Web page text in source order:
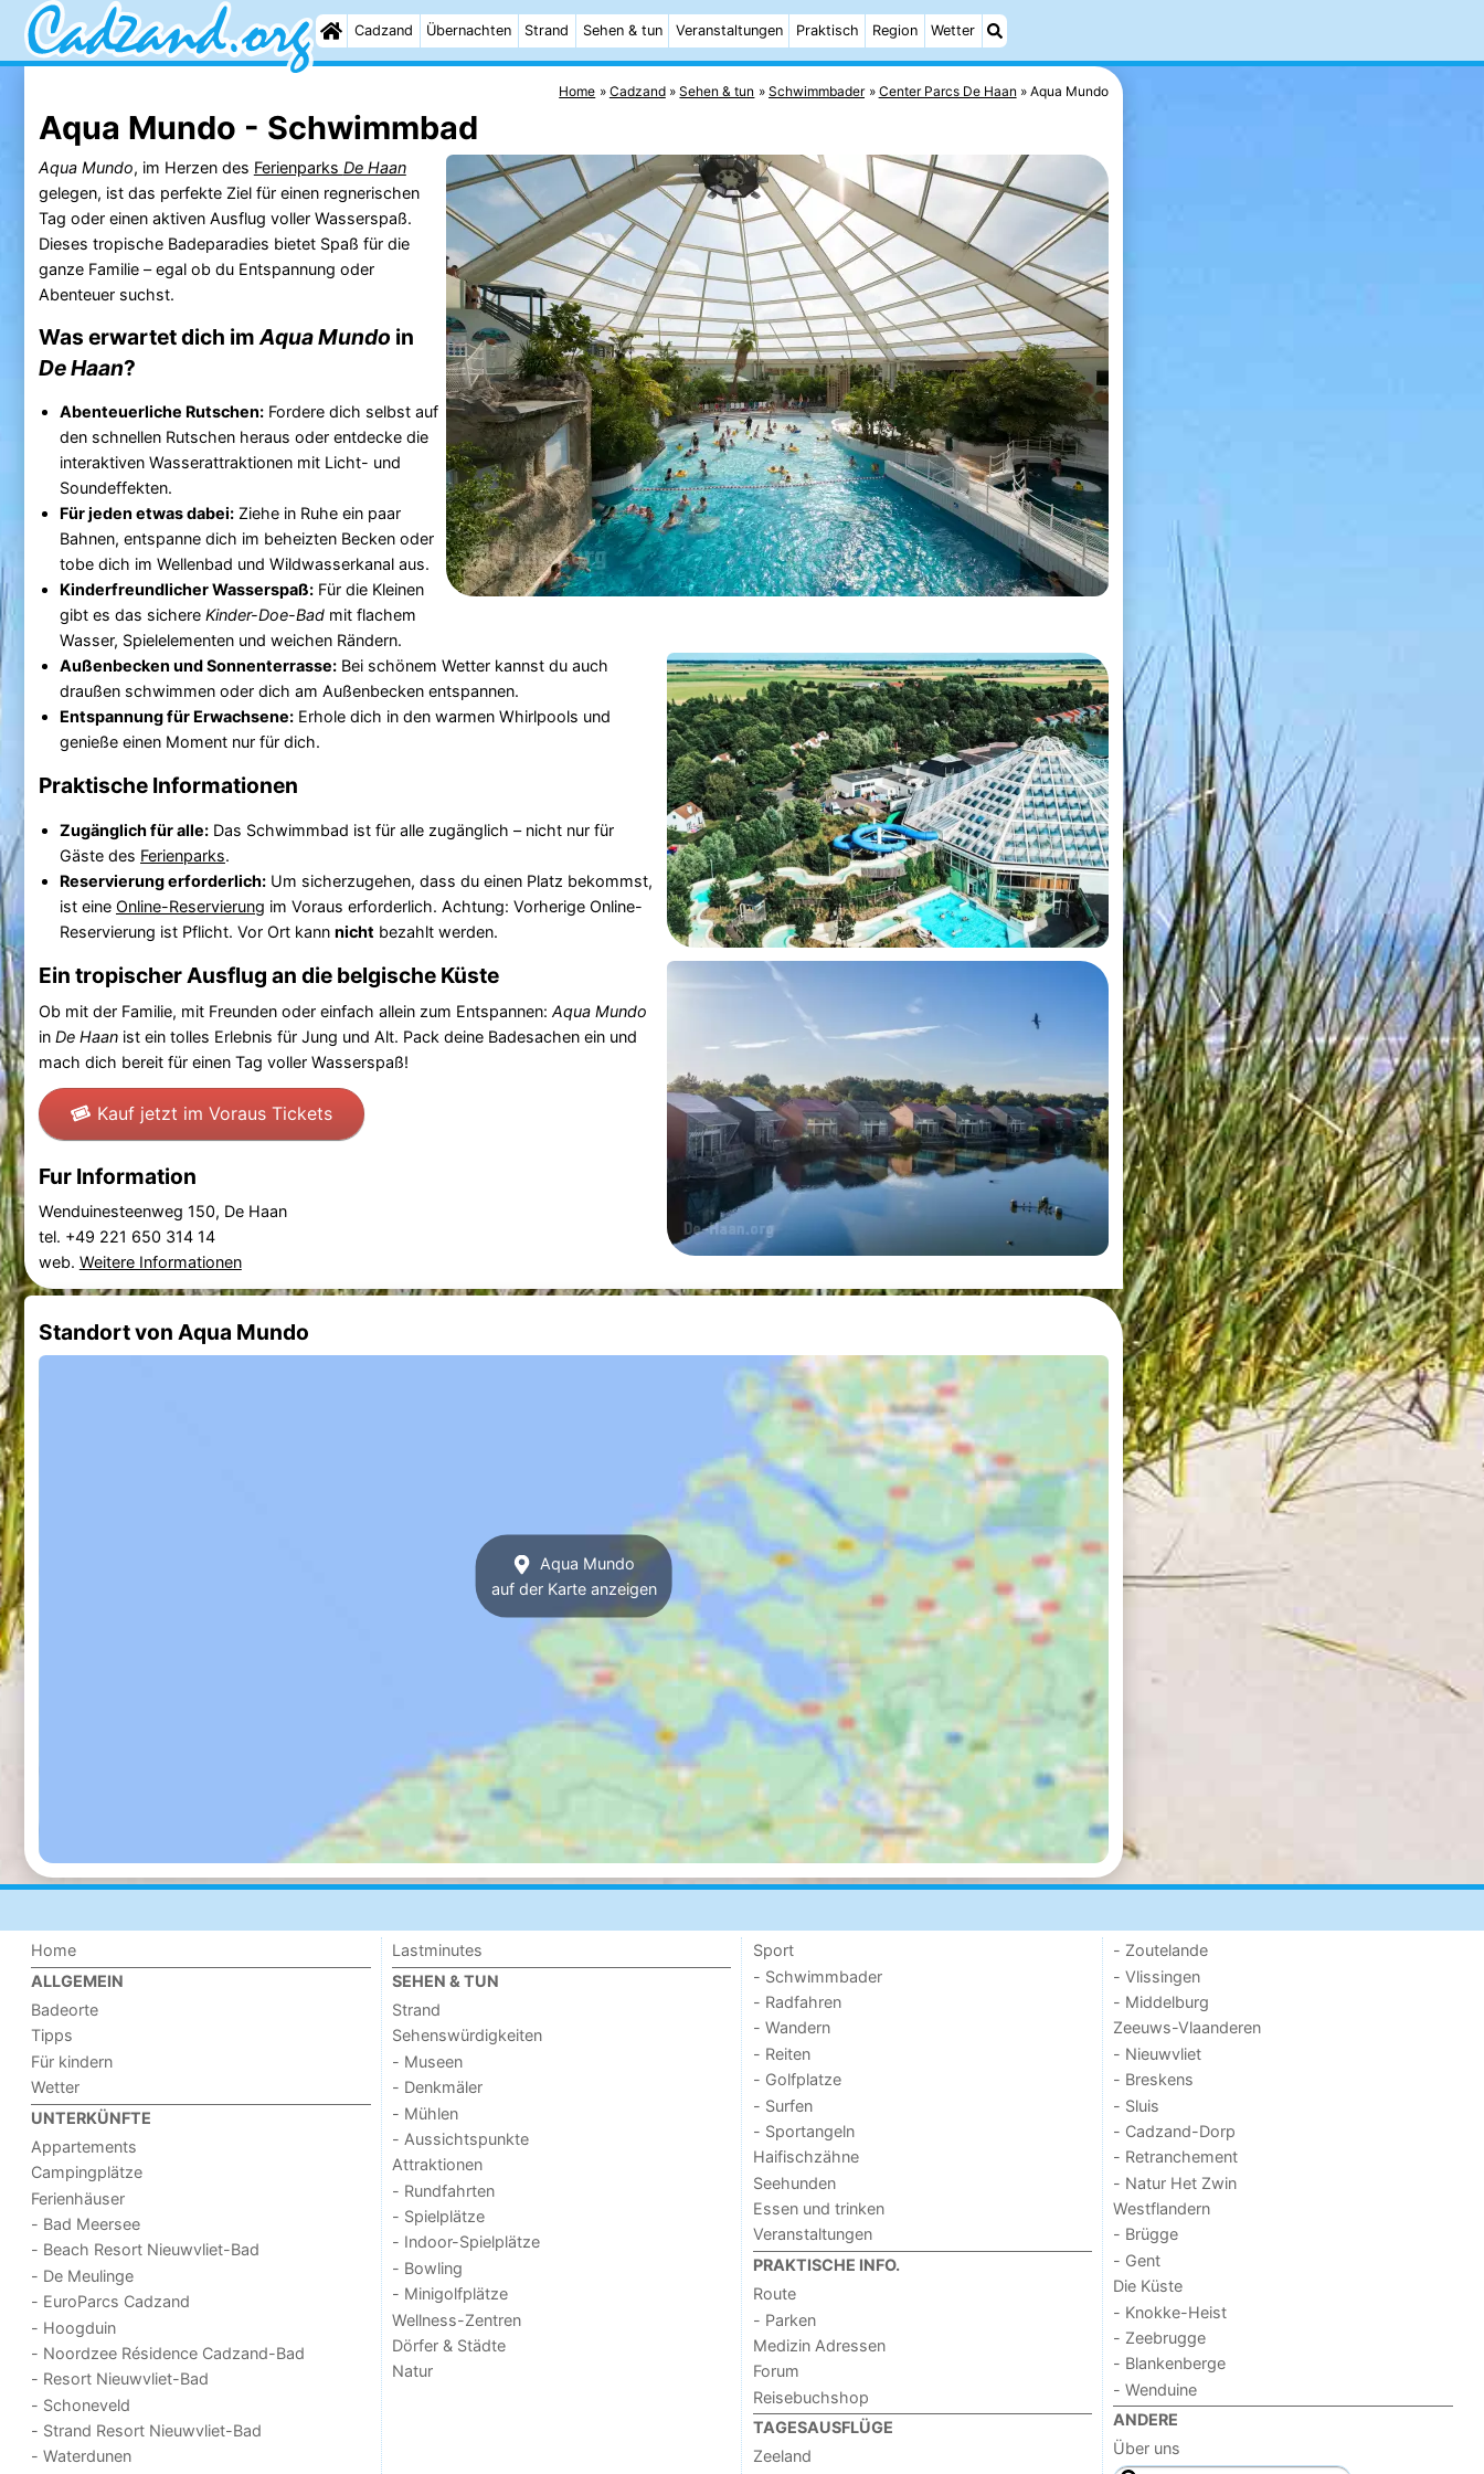
Cadzand Übernachten Strand Sehen & tun Veranstaltungen Praktisch Region Wetter
Home Cadzand Sehen & tun Schwimmbader Center Parcs De Haan Aqua Mundo
Aqua Mundo - Schwimmbad
Aqua Mundo, im Herzen des Ferienparks De Haan
gelegen, ist das perfekte Ziel für einen regnerischen
Tag oder einen aktiven Ausflug voller Wasserspaß.
Dieses tropische Badeparadies bietet Spaß für die
ganze Familie – egal ob du Entspannung oder
Abenteuer suchst.
Was erwartet dich im Aqua Mundo in
De Haan?
Abenteuerliche Rutschen:Fordere dich selbst auf
den schnellen Rutschen heraus oder entdecke die
interaktiven Wasserattraktionen mit Licht- und
Soundeffekten.
Für jeden etwas dabei:Ziehe in Ruhe ein paar
Bahnen, entspanne dich im beheizten Becken oder
tobe dich im Wellenbad und Wildwasserkanal aus.
Kinderfreundlicher Wasserspaß:Für die Kleinen
gibt es das sichere Kinder-Doe-Badmit flachem
Wasser, Spielelementen und weichen Rändern.
Außenbecken und Sonnenterrasse:Bei schönem Wetter kannst du auch
draußen schwimmen oder dich am Außenbecken entspannen.
Entspannung für Erwachsene:Erhole dich in den warmen Whirlpools und
genieße einen Moment nur für dich.
Praktische Informationen
Zugänglich für alle:Das Schwimmbad ist für alle zugänglich – nicht nur für
Gäste des Ferienparks.
Reservierung erforderlich:Um sicherzugehen, dass du einen Platz bekommst,
ist eine Online-Reservierung im Voraus erforderlich. Achtung: Vorherige Online-
Reservierung ist Pflicht. Vor Ort kann nicht bezahlt werden.
Ein tropischer Ausflug an die belgische Küste
Ob mit der Familie, mit Freunden oder einfach allein zum Entspannen: Aqua Mundo
in De Haanist ein tolles Erlebnis für Jung und Alt. Pack deine Badesachen ein und
mach dich bereit für einen Tag voller Wasserspaß!
Kauf jetzt im Voraus Tickets
Fur Information
Wenduinesteenweg 150, De Haan
tel. +49 221 650 314 14
web. Weitere Informationen
Standort von Aqua Mundo
Aqua Mundo
auf der Karte anzeigen
Home
ALLGEMEIN
Badeorte
Tipps
Für kindern
Wetter
UNTERKÜNFTE
Appartements
Campingplätze
Ferienhäuser
- Bad Meersee
- Beach Resort Nieuwvliet-Bad
- De Meulinge
- EuroParcs Cadzand
- Hoogduin
- Noordzee Résidence Cadzand-Bad
- Resort Nieuwvliet-Bad
- Schoneveld
- Strand Resort Nieuwvliet-Bad
- Waterdunen
Lastminutes
SEHEN & TUN
Strand
Sehenswürdigkeiten
- Museen
- Denkmäler
- Mühlen
- Aussichtspunkte
Attraktionen
- Rundfahrten
- Spielplätze
- Indoor-Spielplätze
- Bowling
- Minigolfplätze
Wellness-Zentren
Dörfer & Städte
Natur
Sport
- Schwimmbader
- Radfahren
- Wandern
- Reiten
- Golfplatze
- Surfen
- Sportangeln
Haifischzähne
Seehunden
Essen und trinken
Veranstaltungen
PRAKTISCHE INFO.
Route
- Parken
Medizin Adressen
Forum
Reisebuchshop
TAGESAUSFLÜGE
Zeeland
- Zoutelande
- Vlissingen
- Middelburg
Zeeuws-Vlaanderen
- Nieuwvliet
- Breskens
- Sluis
- Cadzand-Dorp
- Retranchement
- Natur Het Zwin
Westflandern
- Brügge
- Gent
Die Küste
- Knokke-Heist
- Zeebrugge
- Blankenberge
- Wenduine
ANDERE
Über uns